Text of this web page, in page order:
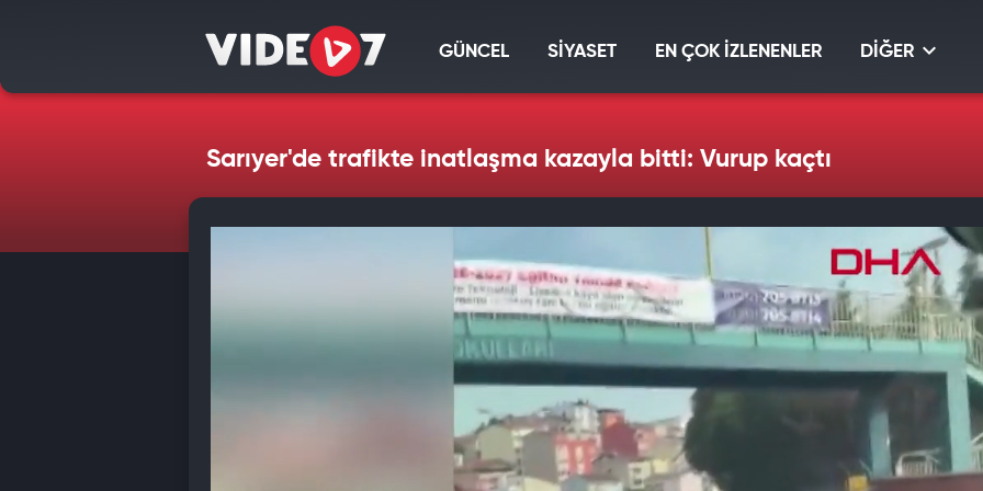
GÜNCEL SİYASET EN ÇOK İZLENENLER DİĞER
Sarıyer'de trafikte inatlaşma kazayla bitti: Vurup kaçtı